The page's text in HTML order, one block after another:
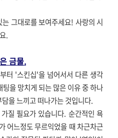
그대로를 보여주세요! 사랑의 시
.
금물.
터 '스킨십'을 넘어서서 다른 생각
을 망치게 되는 많은 이유 중 하나
을 느끼고 떠나가는 것입니다.
질 필요가 있습니다. 순간적인 욕
어느정도 무르익었을 때 차근차근